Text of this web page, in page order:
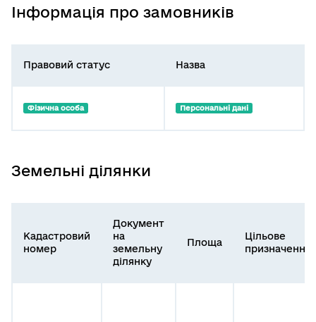
Інформація про замовників
Правовий статус Назва
Фізична особа Персональні дані
Земельні ділянки
Кадастровий
номер
Документ
на
земельну
ділянку
Площа
Цільове
призначення